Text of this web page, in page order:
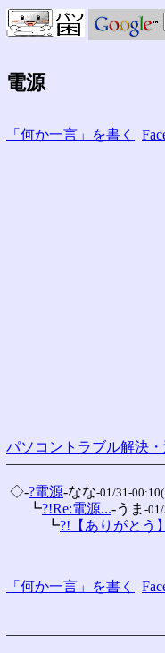
電源
「何か一言」を書く
パソコントラブル解決
◇-?電源-なな-01/31-
┗?!Re:電源...-うま -
┗?!【ありがとう
「何か一言」を書く